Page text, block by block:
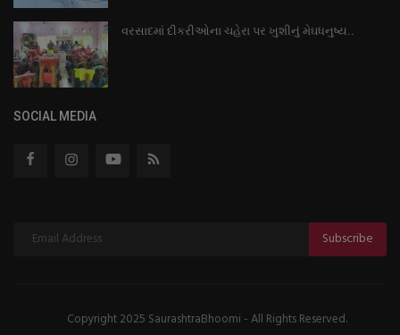
વરસાદમાં દીકરીઓના ચહેરા પર ખુશીનું મેઘધનુષ્ય..
SOCIAL MEDIA
Subscribe
Copyright 2025 SaurashtraBhoomi - All Rights Reserved.